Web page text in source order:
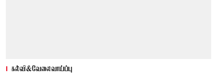
கல்வி&வேலைவாய்ப்பு